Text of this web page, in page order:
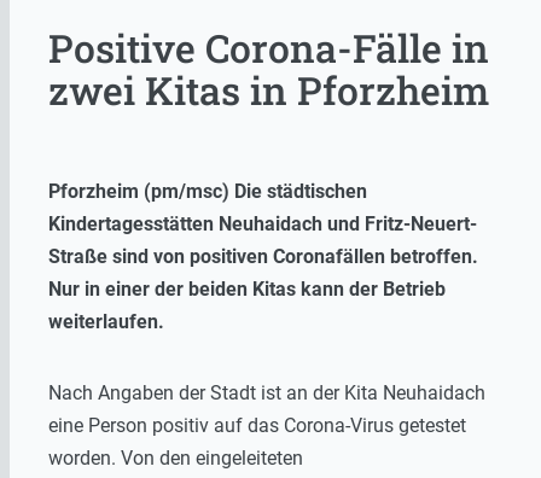
Positive Corona-Fälle in
zwei Kitas in Pforzheim
Pforzheim (pm/msc) Die städtischen
Kindertagesstätten Neuhaidach und Fritz-Neuert-
Straße sind von positiven Coronafällen betroffen.
Nur in einer der beiden Kitas kann der Betrieb
weiterlaufen.
Nach Angaben der Stadt ist an der Kita Neuhaidach
eine Person positiv auf das Corona-Virus getestet
worden. Von den eingeleiteten